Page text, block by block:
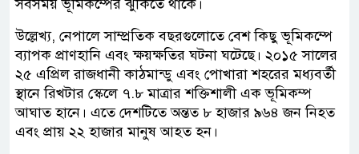
সবসময় ভূমিকম্পের ঝুঁকিতে থাকে।
উল্লেখ্য, নেপালে সাম্প্রতিক বছরগুলোতে বেশ কিছু ভূমিকম্পে
ব্যাপক প্রাণহানি এবং ক্ষয়ক্ষতির ঘটনা ঘটেছে। ২০১৫ সালের
২৫ এপ্রিল রাজধানী কাঠমান্ডু এবং পোখারা শহরের মধ্যবর্তী
স্থানে রিখটার স্কেলে ৭.৮ মাত্রার শক্তিশালী এক ভূমিকম্প
আঘাত হানে। এতে দেশটিতে অন্তত ৮ হাজার ৯৬৪ জন নিহত
এবং প্রায় ২২ হাজার মানুষ আহত হন।